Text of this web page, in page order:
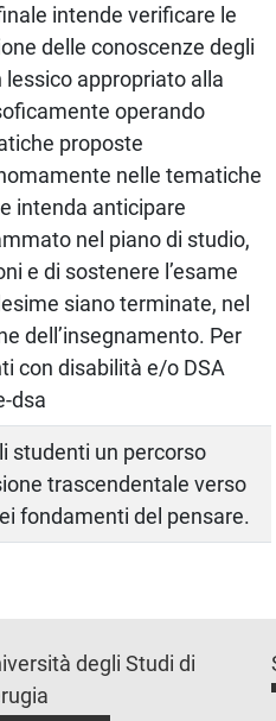
intende verificare le
delle conoscenze degli
appropriato alla
operando
proposte
nelle tematiche
intenda anticipare
nel piano di studio,
e di sostenere l’esame
siano terminate, nel
dell’insegnamento. Per
con disabilità e/o DSA
dsa
studenti un percorso
trascendentale verso
fondamenti del pensare.
degli Studi di